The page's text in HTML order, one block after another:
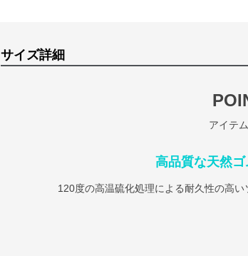
サイズ詳細
アイテ
高品質な天然
120度の高温硫化処理による耐久性の高い